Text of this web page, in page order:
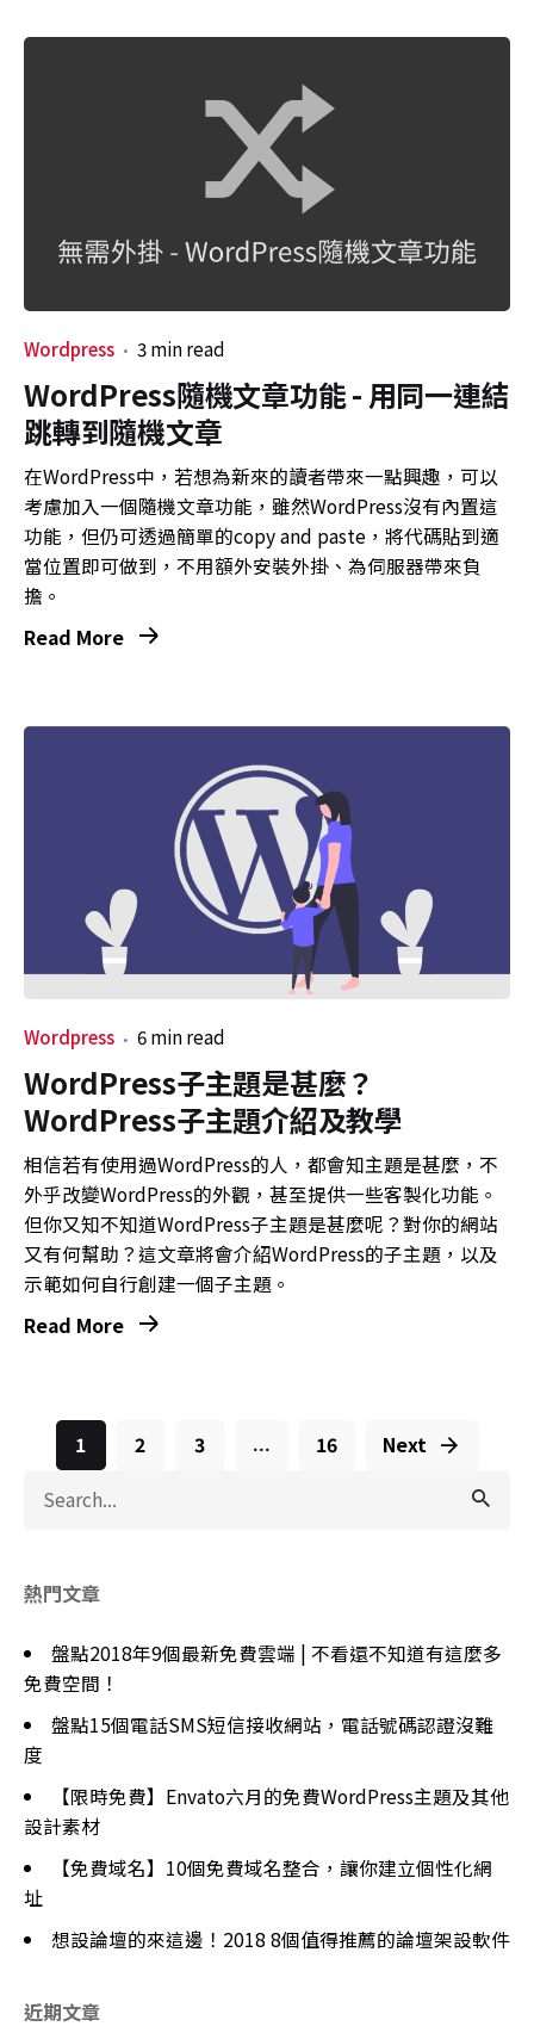
Wordpress 3 min read
WordPress隨機文章功能 - 用同一連結
跳轉到隨機文章
在WordPress中，若想為新來的讀者帶來一點興趣，可以
考慮加入一個隨機文章功能，雖然WordPress沒有內置這
功能，但仍可透過簡單的copy and paste，將代碼貼到適
當位置即可做到，不用額外安裝外掛、為伺服器帶來負
擔。
Read More
Wordpress 6 min read
WordPress子主題是甚麼？
WordPress子主題介紹及教學
相信若有使用過WordPress的人，都會知主題是甚麼，不
外乎改變WordPress的外觀，甚至提供一些客製化功能。
但你又知不知道WordPress子主題是甚麼呢？對你的網站
又有何幫助？這文章將會介紹WordPress的子主題，以及
示範如何自行創建一個子主題。
Read More
1 2 3 ... 16
Next
for
熱門文章
盤點2018年9個最新免費雲端 | 不看還不知道有這麼多
免費空間！
盤點15個電話SMS短信接收網站，電話號碼認證沒難
度
【限時免費】Envato六月的免費WordPress主題及其他
設計素材
【免費域名】10個免費域名整合，讓你建立個性化網
址
想設論壇的來這邊！2018 8個值得推薦的論壇架設軟件
近期文章